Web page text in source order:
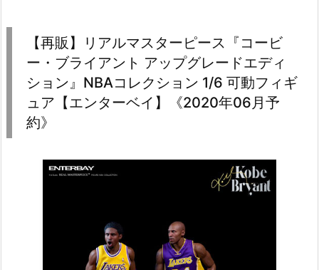
【再販】リアルマスターピース『コービ
ー・ブライアント アップグレードエディ
ション』NBAコレクション 1/6 可動フィギ
ュア【エンターベイ】《2020年06月予
約》